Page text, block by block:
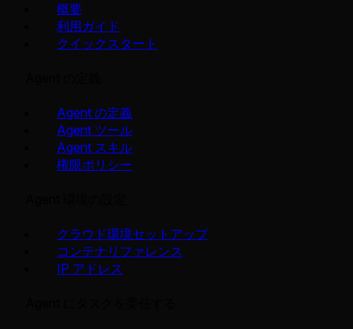
概要
利用ガイド
クイックスタート
Agent の定義
Agent ツール
Agent スキル
権限ポリシー
クラウド環境セットアップ
コンテナリファレンス
IP アドレス